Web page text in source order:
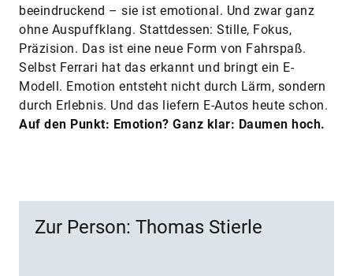
beeindruckend – sie ist emotional. Und zwar ganz
ohne Auspuffklang. Stattdessen: Stille, Fokus,
Präzision. Das ist eine neue Form von Fahrspaß.
Selbst Ferrari hat das erkannt und bringt ein E-
Modell. Emotion entsteht nicht durch Lärm, sondern
durch Erlebnis. Und das liefern E-Autos heute schon.
Auf den Punkt: Emotion? Ganz klar: Daumen hoch.
Zur Person: Thomas Stierle